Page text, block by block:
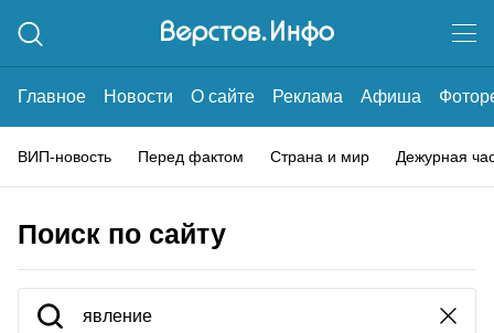
Главное Новости О сайте Реклама Афиша
ВИП-новость Перед фактом Страна и мир Дежурная
Поиск по сайту